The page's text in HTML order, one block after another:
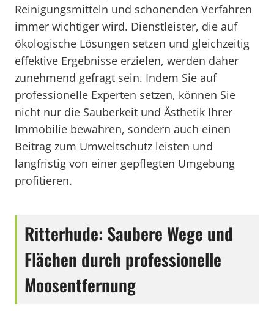
Reinigungsmitteln und schonenden Verfahren
immer wichtiger wird. Dienstleister, die auf
ökologische Lösungen setzen und gleichzeitig
effektive Ergebnisse erzielen, werden daher
zunehmend gefragt sein. Indem Sie auf
professionelle Experten setzen, können Sie
nicht nur die Sauberkeit und Ästhetik Ihrer
Immobilie bewahren, sondern auch einen
Beitrag zum Umweltschutz leisten und
langfristig von einer gepflegten Umgebung
profitieren.
Ritterhude: Saubere Wege und
Flächen durch professionelle
Moosentfernung